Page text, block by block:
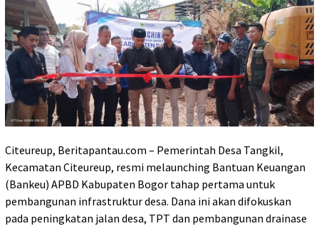
Citeureup, Beritapantau.com – Pemerintah Desa Tangkil,
Kecamatan Citeureup, resmi melaunching Bantuan Keuangan
(Bankeu) APBD Kabupaten Bogor tahap pertama untuk
pembangunan infrastruktur desa. Dana ini akan difokuskan
pada peningkatan jalan desa, TPT dan pembangunan drainase